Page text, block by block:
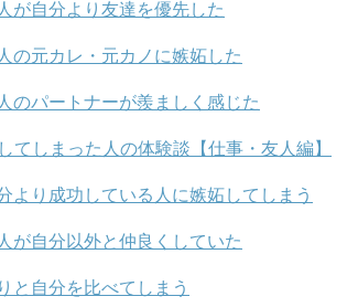
が自分より友達を優先した
の元カレ・元カノに嫉妬した
のパートナーが羨ましく感じた
てしまった人の体験談【仕事・友人編】
より成功している人に嫉妬してしまう
が自分以外と仲良くしていた
と自分を比べてしまう